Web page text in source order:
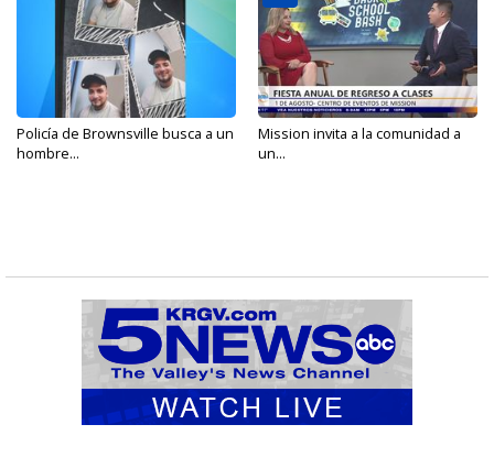
Policía de Brownsville busca a un
hombre...
Mission invita a la comunidad a
un...